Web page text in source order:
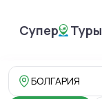
Супер Туры
SuperTours
БОЛГАРИЯ